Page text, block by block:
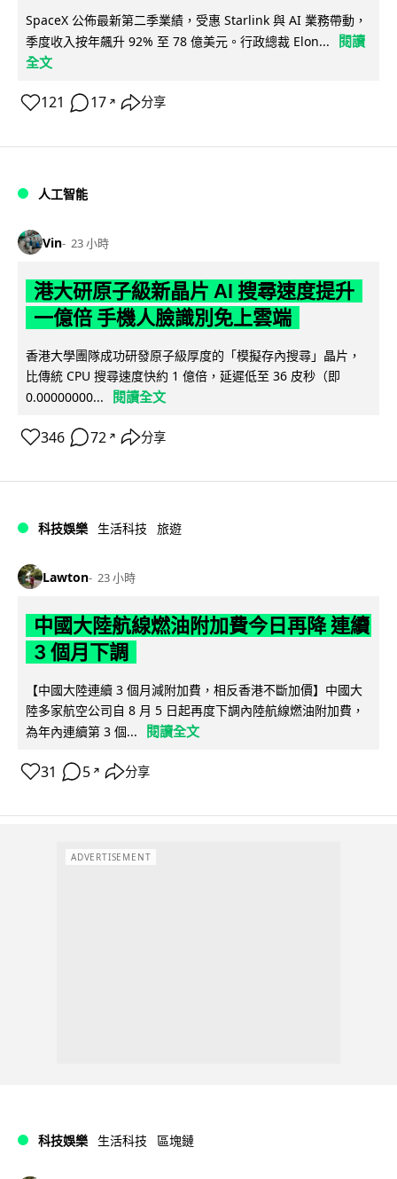
SpaceX 公佈最新第二季業績，受惠 Starlink 與 AI 業務帶動，
季度收入按年飆升 92% 至 78 億美元。行政總裁 Elon...
閱讀
全文
121 17 ↗ 分享
人工智能
Vin 23 小時
港大研原子級新晶片 AI 搜尋速度提升
一億倍 手機人臉識別免上雲端
香港大學團隊成功研發原子級厚度的「模擬存內搜尋」晶片，
比傳統 CPU 搜尋速度快約 1 億倍，延遲低至 36 皮秒（即
0.00000000...
閱讀全文
346 72 ↗ 分享
科技娛樂 生活科技 旅遊
Lawton 23 小時
中國大陸航線燃油附加費今日再降 連續
3 個月下調
【中國大陸連續 3 個月減附加費，相反香港不斷加價】中國大
陸多家航空公司自 8 月 5 日起再度下調內陸航線燃油附加費，
為年內連續第 3 個...
閱讀全文
31 5 ↗ 分享
ADVERTISEMENT
科技娛樂 生活科技 區塊鏈